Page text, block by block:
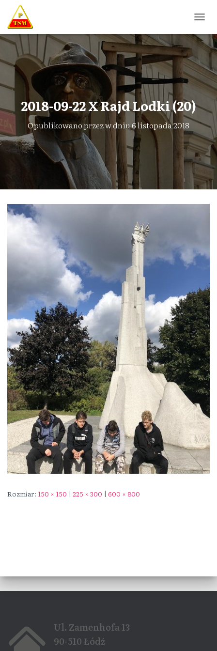
R
Z
Ą
C
Z
A
I
G
C
J
2018-09-22 X Rajd Lodki (20)
Opublikowano przezw dniu6 listopada 2018
Rozmiar: 150 × 150 | 225 × 300 | 600 × 800
Ul. Zamenhofa 13
90-510 Łódź